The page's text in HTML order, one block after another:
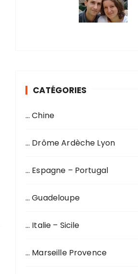
CATÉGORIES
… Chine
… Drôme Ardèche Lyon
… Espagne – Portugal
… Guadeloupe
… Italie – Sicile
… Marseille Provence